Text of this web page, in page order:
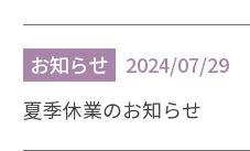
お知らせ
2024/07/29
夏季休業のお知らせ